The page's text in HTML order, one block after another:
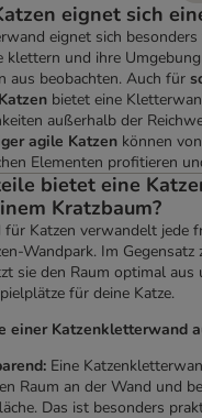
eignet sich
eignet sich
klettern und ihre
aus beobachten. Auch für
bietet eine
außerhalb der
agile Katzen können
Elementen profitieren
bietet eine
Kratzbaum?
Katzen verwandelt jede
Wandpark. Im Gegensatz
sie den Raum optimal
für deine Katze.
einer Katzenkletterwand
Eine
Raum an der Wand und
Das ist besonders